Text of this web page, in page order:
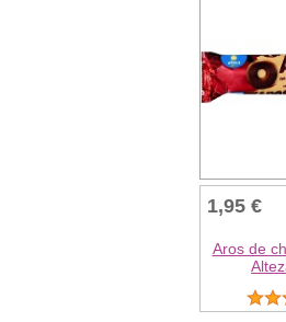
1,95 €
Aros de